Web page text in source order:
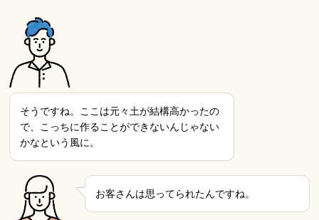
そうですね。ここは元々土が結構高かったの
で、こっちに作ることができないんじゃない
かなという風に。
お客さんは思ってられたんですね。